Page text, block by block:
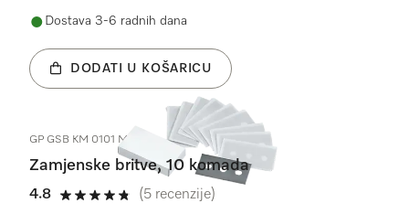
Dostava 3-6 radnih dana
DODATI U KOŠARICU
GP GSB KM 0101 M
Zamjenske britve, 10 komada
4.8
4.8 od 5
(5 recenzije)